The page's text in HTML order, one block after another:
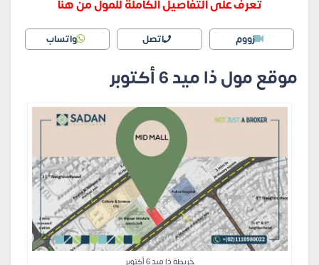
تعرف على التفاصيل الكاملة للمول من هنا
زووم اتصل واتساب
موقع مول ذا ميد 6 أكتوبر
خريطة ذا ميد 6 أكتوبر